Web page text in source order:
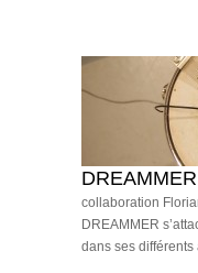
DREAMMER
collaboration
DREAMMER
dans ses